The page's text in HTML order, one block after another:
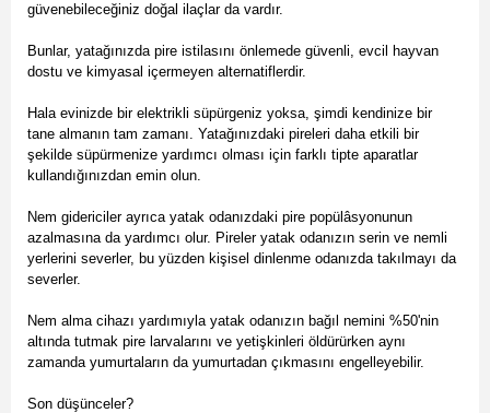
güvenebileceğiniz doğal ilaçlar da vardır.
Bunlar, yatağınızda pire istilasını önlemede güvenli, evcil hayvan
dostu ve kimyasal içermeyen alternatiflerdir.
Hala evinizde bir elektrikli süpürgeniz yoksa, şimdi kendinize bir
tane almanın tam zamanı. Yatağınızdaki pireleri daha etkili bir
şekilde süpürmenize yardımcı olması için farklı tipte aparatlar
kullandığınızdan emin olun.
Nem gidericiler ayrıca yatak odanızdaki pire popülâsyonunun
azalmasına da yardımcı olur. Pireler yatak odanızın serin ve nemli
yerlerini severler, bu yüzden kişisel dinlenme odanızda takılmayı da
severler.
Nem alma cihazı yardımıyla yatak odanızın bağıl nemini %50'nin
altında tutmak pire larvalarını ve yetişkinleri öldürürken aynı
zamanda yumurtaların da yumurtadan çıkmasını engelleyebilir.
Son düşünceler?